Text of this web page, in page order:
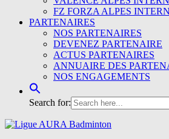
FZ FORZA ALPES
PARTENAIRES
NOS PARTENAIRES
DEVENEZ PARTENAIRE
ACTUS PARTENAIRES
ANNUAIRE DES
NOS ENGAGEMENTS
Search for: